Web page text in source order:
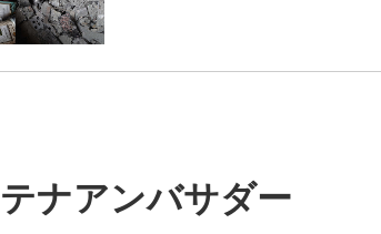
ナアンバサダー